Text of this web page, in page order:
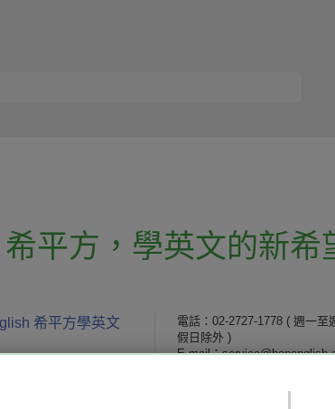
希平方 ， 學英文的新希
希平方學英文 電話：02-2727-1778 ( 週一至
假日除外 )
E-mail：